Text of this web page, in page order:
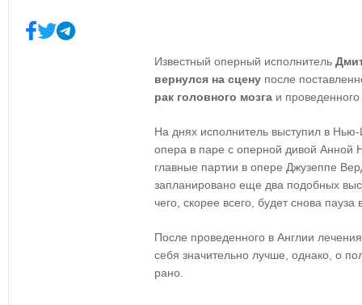
Известный оперный исполнитель
вернулся на сцену после
рак головного мозга и
На днях исполнитель выступил в
опера в паре с оперной дивой Анной
главные партии в опере Джузеппе
запланировано еще два подобных
чего, скорее всего, будет снова пауза
После проведенного в Англии
себя значительно лучше, однако, о
рано.